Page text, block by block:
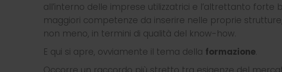
all’interno delle imprese utilizzatrici e l’altrettanto
maggiori competenze da inserire nelle proprie
non meno, in termini di qualità del know-how.
E qui si apre, ovviamente il tema della formazione.